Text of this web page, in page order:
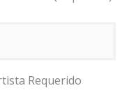
Requerido